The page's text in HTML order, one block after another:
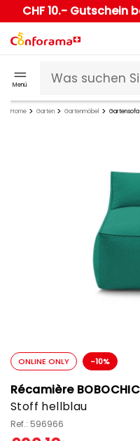
CHF 10.- Gutschein
Menü
Home Garten Gartenmöbel Gartensofa
ONLINE ONLY -10%
Récamière BOBOCHIC
Stoff hellblau
Ref.: 596966